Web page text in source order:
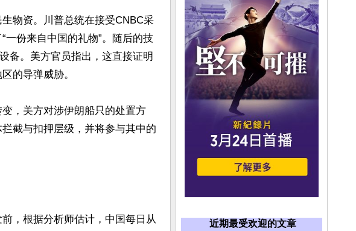
物资。川普总统在接受CNBC采
一份来自中国的礼物”。随后的技
备。美方官员指出，这直接证明
的导弹威胁。
，美方对涉伊朗船只的处置方
截与扣押层级，并将参与其中的
，根据分析师估计，中国每日从
近期最受欢迎的文章